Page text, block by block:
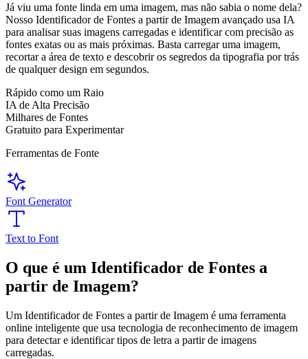
Já viu uma fonte linda em uma imagem, mas não sabia o nome dela?
Nosso Identificador de Fontes a partir de Imagem avançado usa IA
para analisar suas imagens carregadas e identificar com precisão as
fontes exatas ou as mais próximas. Basta carregar uma imagem,
recortar a área de texto e descobrir os segredos da tipografia por trás
de qualquer design em segundos.
Rápido como um Raio
IA de Alta Precisão
Milhares de Fontes
Gratuito para Experimentar
Ferramentas de Fonte
Font Generator
Text to Font
O que é um Identificador de Fontes a
partir de Imagem?
Um Identificador de Fontes a partir de Imagem é uma ferramenta
online inteligente que usa tecnologia de reconhecimento de imagem
para detectar e identificar tipos de letra a partir de imagens
carregadas.